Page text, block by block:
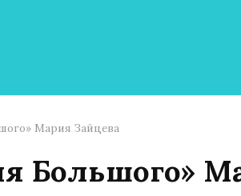
Мария Зайцева
Большого»